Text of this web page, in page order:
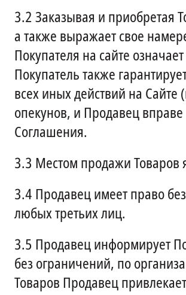
3.2Заказывая и приобретая
а также выражает свое
Покупателя на сайте
Покупатель также
всех иных действий на
опекунов, и Продавец вправе
Соглашения.
3.3 Местом продажи Товаров
3.4 Продавец имеет право
любых третьих лиц.
3.5 Продавец информирует
без ограничений, по
Товаров Продавец